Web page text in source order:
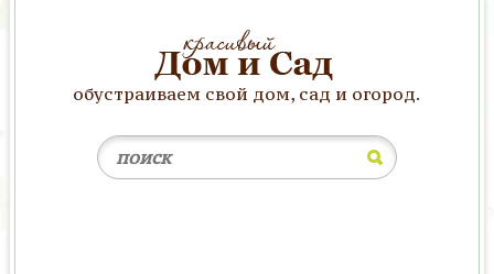
обустраиваем свой дом, сад и огород.